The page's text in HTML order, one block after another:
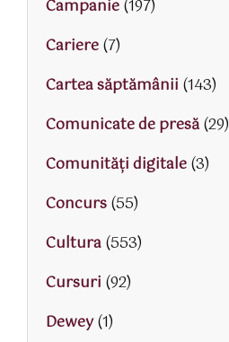
Campanie(197)
Cariere(7)
Cartea săptămânii (143)
Comunicate de presă(29)
Comunități digitale(3)
Concurs(55)
Cultura(553)
Cursuri (92)
Dewey(1)